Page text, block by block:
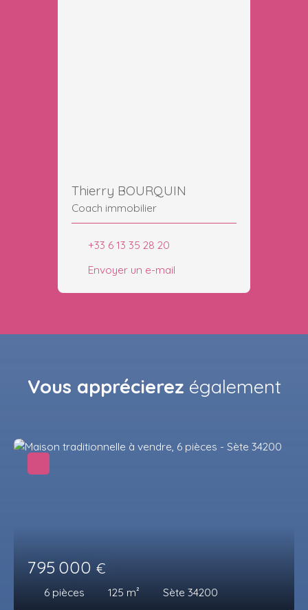
Thierry BOURQUIN
Coach immobilier
+33 6 13 35 28 20
Envoyer un e-mail
Vous apprécierez également
795 000 €
6 pièces 125 m² Sète 34200